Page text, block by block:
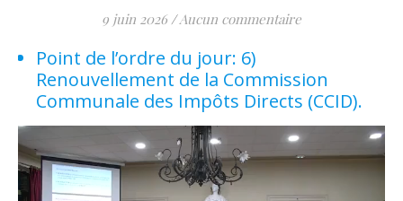
9 juin 2026 /Aucun commentaire
Point de l’ordre du jour: 6)
Renouvellement de la Commission
Communale des Impôts Directs (CCID).